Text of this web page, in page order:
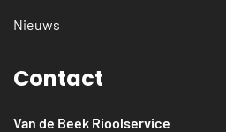
Nieuws
Contact
Van de Beek Rioolservice